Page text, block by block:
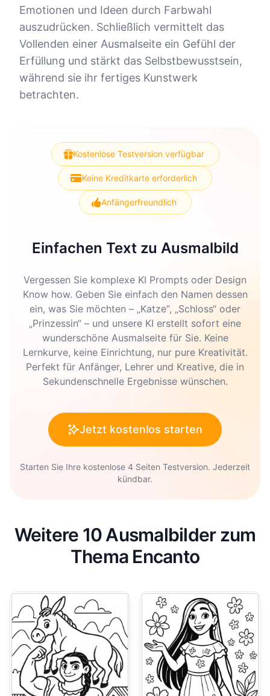
Emotionen und Ideen durch Farbwahl
auszudrücken. Schließlich vermittelt das
Vollenden einer Ausmalseite ein Gefühl der
Erfüllung und stärkt das Selbstbewusstsein,
während sie ihr fertiges Kunstwerk
betrachten.
Kostenlose Testversion verfügbar
Keine Kreditkarte erforderlich
Anfängerfreundlich
Einfachen Text zu Ausmalbild
Vergessen Sie komplexe KI Prompts oder Design
Know how. Geben Sie einfach den Namen dessen
ein, was Sie möchten – „Katze“, „Schloss“ oder
„Prinzessin“ – und unsere KI erstellt sofort eine
wunderschöne Ausmalseite für Sie. Keine
Lernkurve, keine Einrichtung, nur pure Kreativität.
Perfekt für Anfänger, Lehrer und Kreative, die in
Sekundenschnelle Ergebnisse wünschen.
Jetzt kostenlos starten
Starten Sie Ihre kostenlose 4 Seiten Testversion. Jederzeit
kündbar.
Weitere 10 Ausmalbilder zum
Thema Encanto